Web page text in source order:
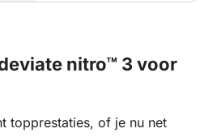
nitro™ 3 voor
topprestaties, of je nu net